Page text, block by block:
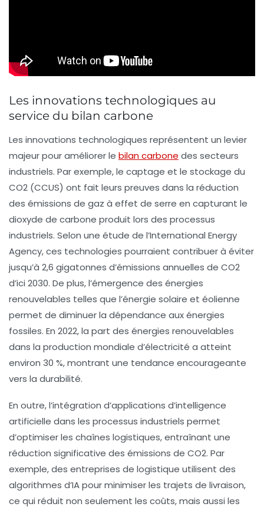
Les innovations technologiques au
service du bilan carbone
Les innovations technologiques représentent un levier
majeur pour améliorer le bilan carbone des secteurs
industriels. Par exemple, le captage et le stockage du
CO2 (CCUS) ont fait leurs preuves dans la réduction
des émissions de gaz à effet de serre en capturant le
dioxyde de carbone produit lors des processus
industriels. Selon une étude de l’International Energy
Agency, ces technologies pourraient contribuer à éviter
jusqu’à 2,6 gigatonnes d’émissions annuelles de CO2
d’ici 2030. De plus, l’émergence des énergies
renouvelables telles que l’énergie solaire et éolienne
permet de diminuer la dépendance aux énergies
fossiles. En 2022, la part des énergies renouvelables
dans la production mondiale d’électricité a atteint
environ 30 %, montrant une tendance encourageante
vers la durabilité.
En outre, l’intégration d’applications d’intelligence
artificielle dans les processus industriels permet
d’optimiser les chaînes logistiques, entraînant une
réduction significative des émissions de CO2. Par
exemple, des entreprises de logistique utilisent des
algorithmes d’IA pour minimiser les trajets de livraison,
ce qui réduit non seulement les coûts, mais aussi les